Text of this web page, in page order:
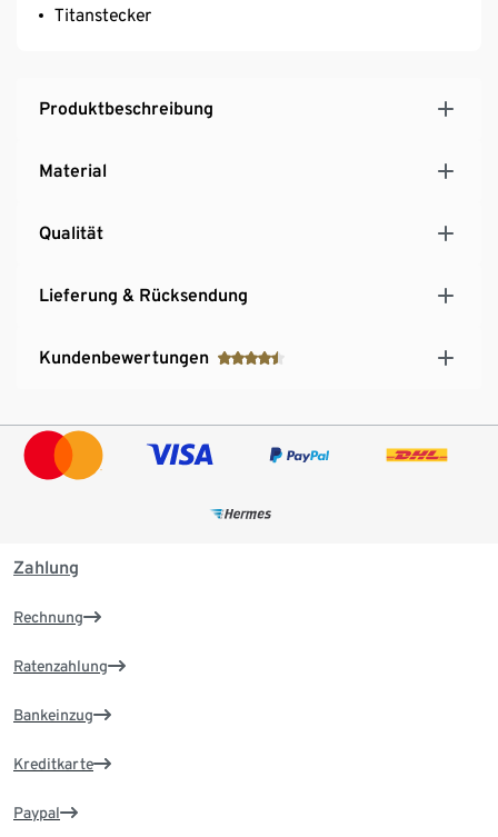
Titanstecker
Produktbeschreibung
Material
Qualität
Lieferung & Rücksendung
Kundenbewertungen
Zahlung
Rechnung
Ratenzahlung
Bankeinzug
Kreditkarte
Paypal